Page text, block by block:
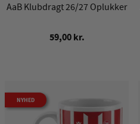
AaB Klubdragt 26/27 Oplukker
59,00 kr.
NYHED